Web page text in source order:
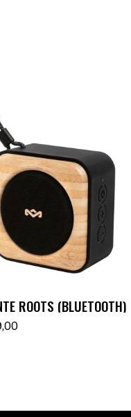
ROOTS (BLUETOOTH)